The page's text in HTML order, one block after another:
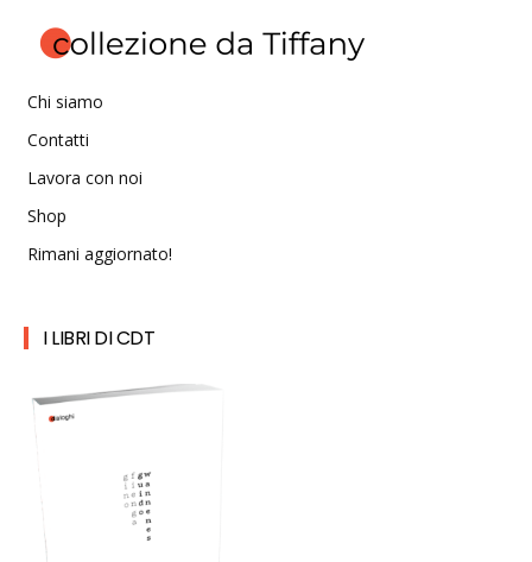
Chi siamo
Contatti
Lavora con noi
Shop
Rimani aggiornato!
I LIBRI DI CDT